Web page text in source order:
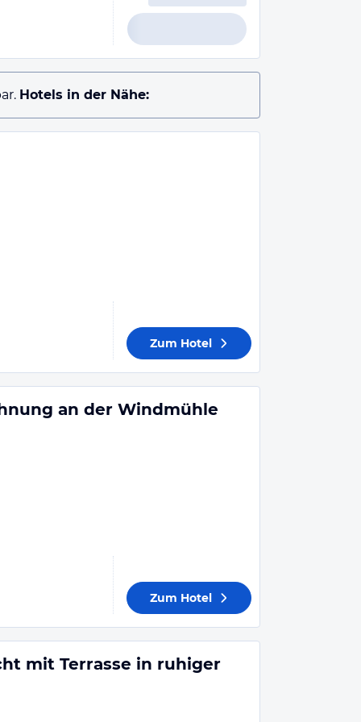
Hotels in der Nähe:
Zum Hotel
an der Windmühle
Zum Hotel
mit Terrasse in ruhiger